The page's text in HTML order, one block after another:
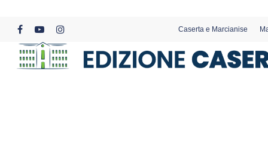
content
facebookyoutubeinstagram
Caserta e Marcianise